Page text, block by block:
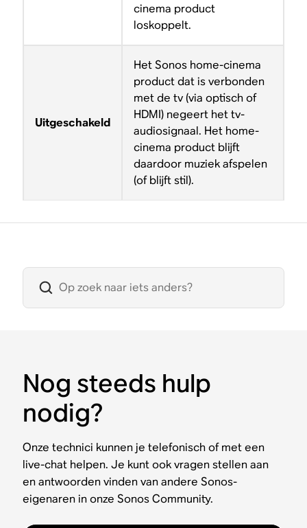
cinema product
loskoppelt.
Uitgeschakeld
Het Sonos home-cinema
product dat is verbonden
met de tv (via optisch of
HDMI) negeert het tv-
audiosignaal. Het home-
cinema product blijft
daardoor muziek afspelen
(of blijft stil).
Nog steeds hulp
nodig?
Onze technici kunnen je telefonisch of met een
live-chat helpen. Je kunt ook vragen stellen aan
en antwoorden vinden van andere Sonos-
eigenaren in onze Sonos Community.